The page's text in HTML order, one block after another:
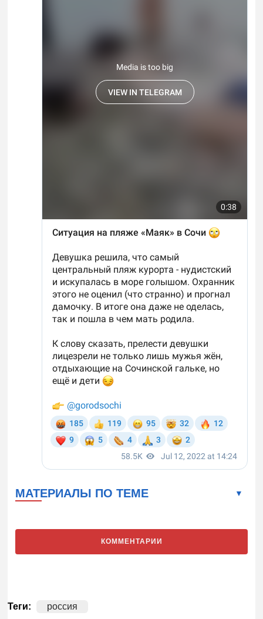
МАТЕРИАЛЫ ПО ТЕМЕ
КОММЕНТАРИИ
Теги: россия